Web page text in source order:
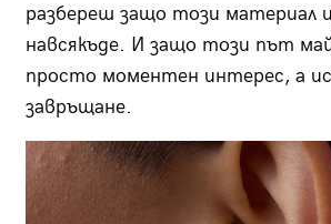
разбереш защо този материал
навсякъде. И защо този път
просто моментен интерес, а
завръщане.